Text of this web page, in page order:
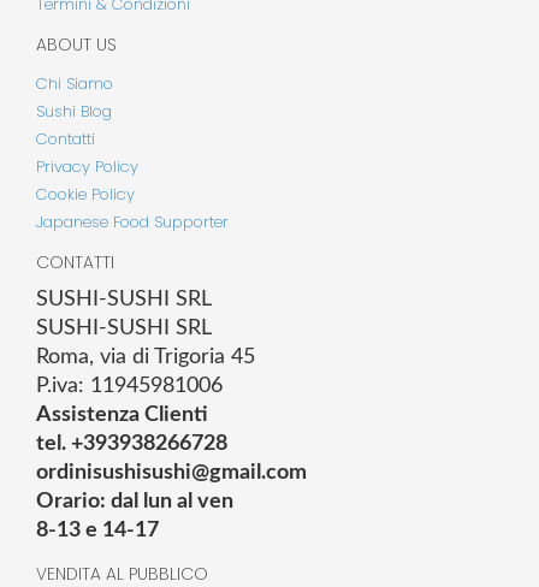
ABOUT US
Chi Siamo
Sushi Blog
Contatti
Privacy Policy
Cookie Policy
Japanese Food Supporter
CONTATTI
SUSHI-SUSHI SRL
SUSHI-SUSHI SRL
Roma, via di Trigoria 45
P.iva: 11945981006
Assistenza Clienti
tel. +393938266728
ordinisushisushi@gmail.com
Orario: dal lun al ven
8-13 e 14-17
VENDITA AL PUBBLICO